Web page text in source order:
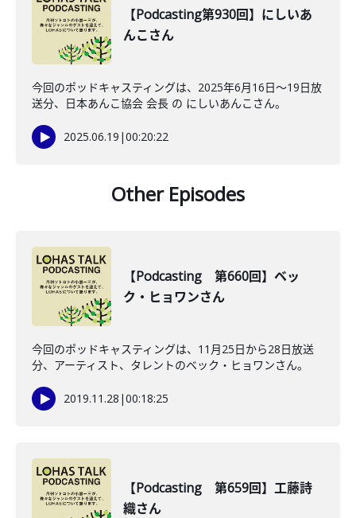
【Podcasting第930回】にしいあ
んこさん
今回のポッドキャスティングは、2025年6月16日〜19日放
送分、日本あんこ協会 会長 の にしいあんこさん。
2025.06.19 |00:20:22
Other Episodes
【Podcasting 第660回】ベッ
ク・ヒョワンさん
今回のポッドキャスティングは、11月25日から28日放送
分、アーティスト、タレントのベック・ヒョワンさん。
2019.11.28 |00:18:25
【Podcasting 第659回】工藤詩
織さん